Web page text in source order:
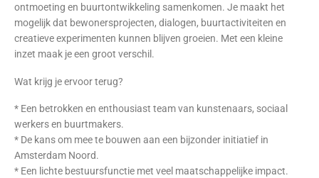
ontmoeting en buurtontwikkeling samenkomen. Je maakt het
mogelijk dat bewonersprojecten, dialogen, buurtactiviteiten en
creatieve experimenten kunnen blijven groeien. Met een kleine
inzet maak je een groot verschil.
Wat krijg je ervoor terug?
* Een betrokken en enthousiast team van kunstenaars, sociaal
werkers en buurtmakers.
* De kans om mee te bouwen aan een bijzonder initiatief in
Amsterdam Noord.
* Een lichte bestuursfunctie met veel maatschappelijke impact.